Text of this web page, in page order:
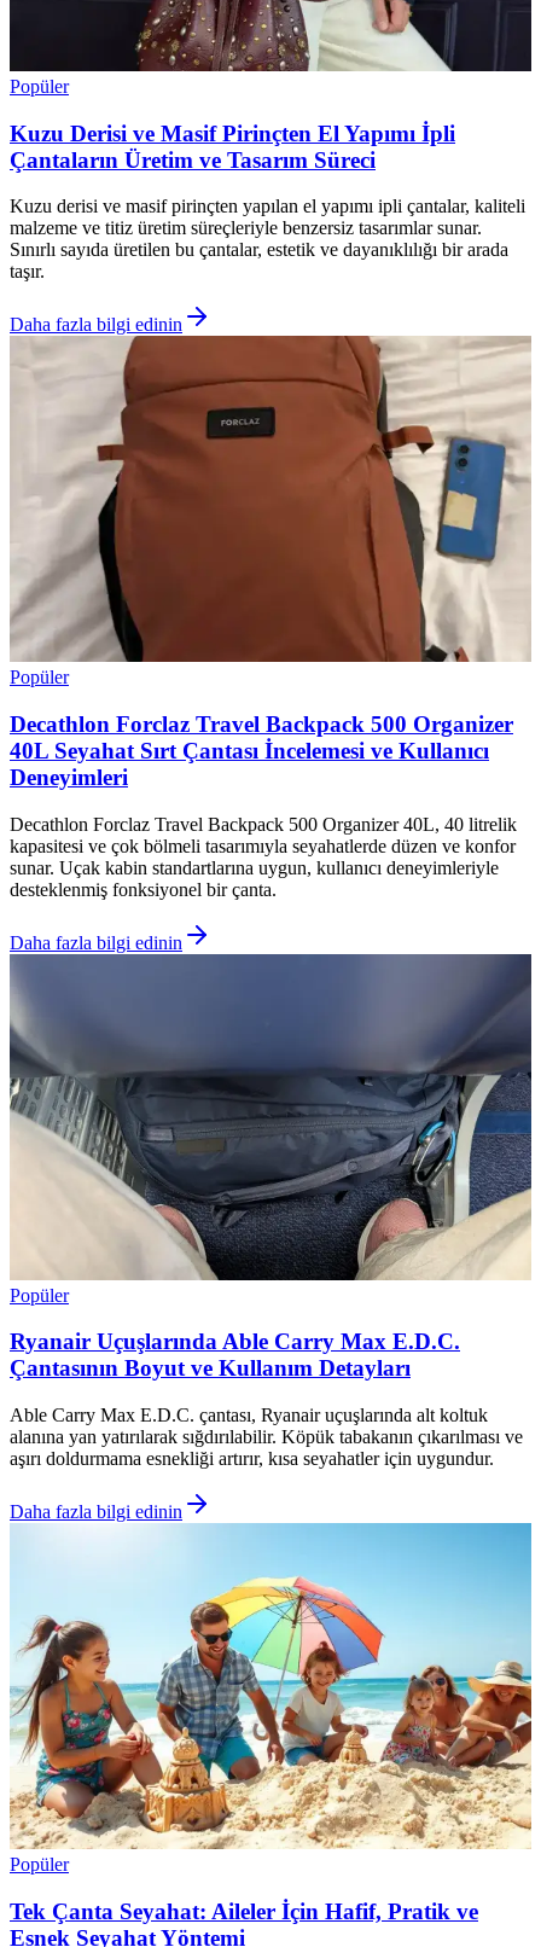
Popüler
Kuzu Derisi ve Masif Pirinçten El Yapımı İpli
Çantaların Üretim ve Tasarım Süreci
Kuzu derisi ve masif pirinçten yapılan el yapımı ipli çantalar, kaliteli
malzeme ve titiz üretim süreçleriyle benzersiz tasarımlar sunar.
Sınırlı sayıda üretilen bu çantalar, estetik ve dayanıklılığı bir arada
taşır.
Daha fazla bilgi edinin
Popüler
Decathlon Forclaz Travel Backpack 500 Organizer
40L Seyahat Sırt Çantası İncelemesi ve Kullanıcı
Deneyimleri
Decathlon Forclaz Travel Backpack 500 Organizer 40L, 40 litrelik
kapasitesi ve çok bölmeli tasarımıyla seyahatlerde düzen ve konfor
sunar. Uçak kabin standartlarına uygun, kullanıcı deneyimleriyle
desteklenmiş fonksiyonel bir çanta.
Daha fazla bilgi edinin
Popüler
Ryanair Uçuşlarında Able Carry Max E.D.C.
Çantasının Boyut ve Kullanım Detayları
Able Carry Max E.D.C. çantası, Ryanair uçuşlarında alt koltuk
alanına yan yatırılarak sığdırılabilir. Köpük tabakanın çıkarılması ve
aşırı doldurmama esnekliği artırır, kısa seyahatler için uygundur.
Daha fazla bilgi edinin
Popüler
Tek Çanta Seyahat: Aileler İçin Hafif, Pratik ve
Esnek Seyahat Yöntemi